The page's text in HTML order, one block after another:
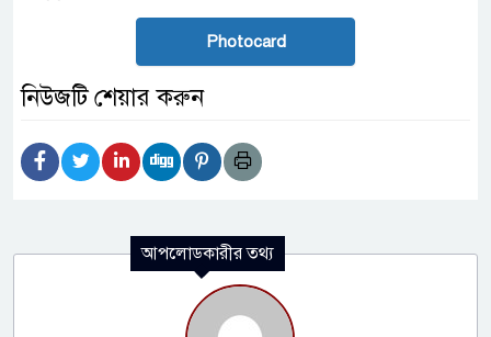
Photocard
নিউজটি শেয়ার করুন
আপলোডকারীর তথ্য